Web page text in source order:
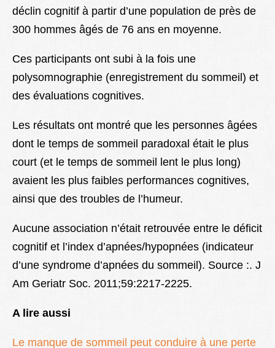
déclin cognitif à partir d’une population de près de
300 hommes âgés de 76 ans en moyenne.
Ces participants ont subi à la fois une
polysomnographie (enregistrement du sommeil) et
des évaluations cognitives.
Les résultats ont montré que les personnes âgées
dont le temps de sommeil paradoxal était le plus
court (et le temps de sommeil lent le plus long)
avaient les plus faibles performances cognitives,
ainsi que des troubles de l’humeur.
Aucune association n’était retrouvée entre le déficit
cognitif et l’index d’apnées/hypopnées (indicateur
d’une syndrome d’apnées du sommeil). Source :. J
Am Geriatr Soc. 2011;59:2217-2225.
A lire aussi
Le manque de sommeil peut conduire à une perte